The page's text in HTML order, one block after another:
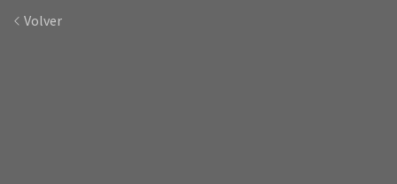
Volver